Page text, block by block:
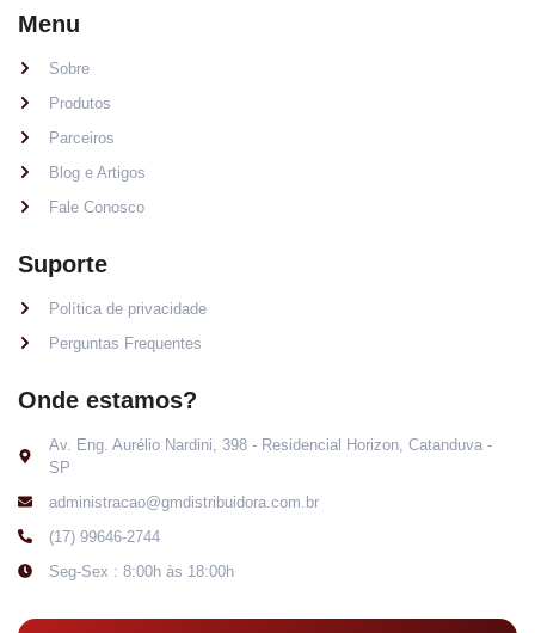
Menu
Sobre
Produtos
Parceiros
Blog e Artigos
Fale Conosco
Suporte
Política de privacidade
Perguntas Frequentes
Onde estamos?
Av. Eng. Aurélio Nardini, 398 - Residencial Horizon, Catanduva -
SP
administracao@gmdistribuidora.com.br
(17) 99646-2744
Seg-Sex : 8:00h às 18:00h